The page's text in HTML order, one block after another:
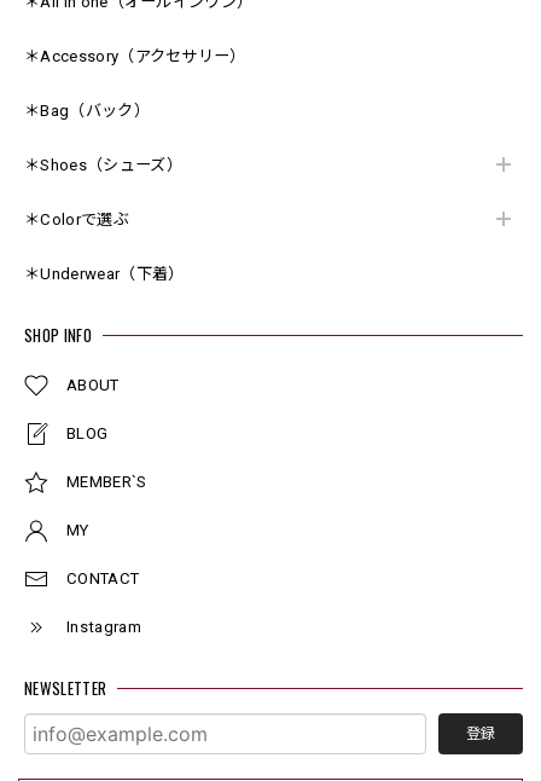
＊Accessory（アクセサリー）
＊Bag（バック）
＊Shoes（シューズ）
＊Colorで選ぶ
＊Underwear（下着）
SHOP INFO
ABOUT
BLOG
MEMBER`S
MY
CONTACT
Instagram
NEWSLETTER
登録